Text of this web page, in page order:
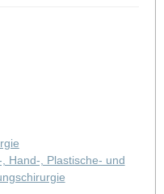
Hand-, Plastische- und